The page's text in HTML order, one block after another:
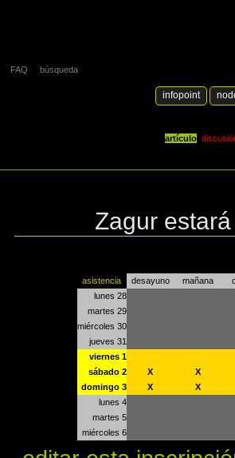
Zagur
asistencia desayuno mañana
lunes 28
martes 29
miércoles 30
jueves 31
viernes 1
sábado 2
X
X
domingo 3
X
X
lunes 4
martes 5
miércoles 6
artículo
FAQ búsqueda
infopoint